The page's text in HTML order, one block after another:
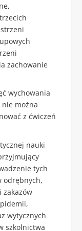
zachowanie
wychowania
można
z ćwiczeń
nauki
tych
odrębnych,
zakazów
wytycznych
szkolnictwa